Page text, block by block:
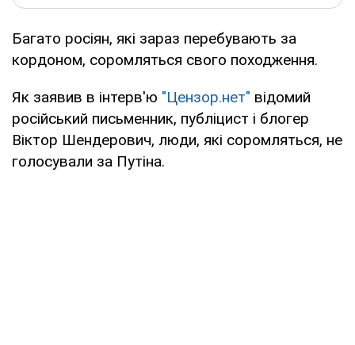
Багато росіян, які зараз перебувають за
кордоном, соромляться свого походження.
Як заявив в інтерв'ю "Цензор.нет" відомий
російський письменник, публіцист і блогер
Віктор Шендерович, люди, які соромляться, не
голосували за Путіна.